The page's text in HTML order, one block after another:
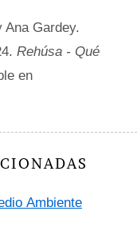
Ana Gardey.
Rehúsa - Qué
en
Ambiente